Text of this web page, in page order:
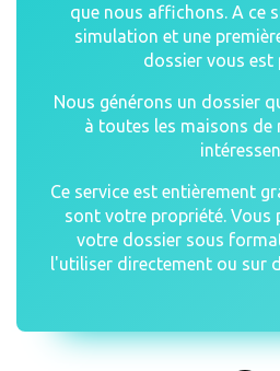
que nous affichons. A ce
simulation et une
dossier vous est
Nous générons un dossier
à toutes les maisons de
Ce service est entièrement
sont votre propriété. Vous
votre dossier sous
l'utiliser directement ou sur